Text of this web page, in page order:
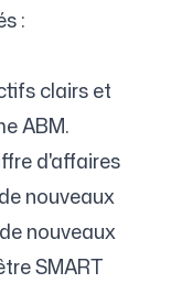
:
clairs et
ABM.
d'affaires
nouveaux
nouveaux
SMART